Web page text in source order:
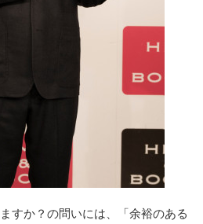
すか？の問いには、「余裕のある